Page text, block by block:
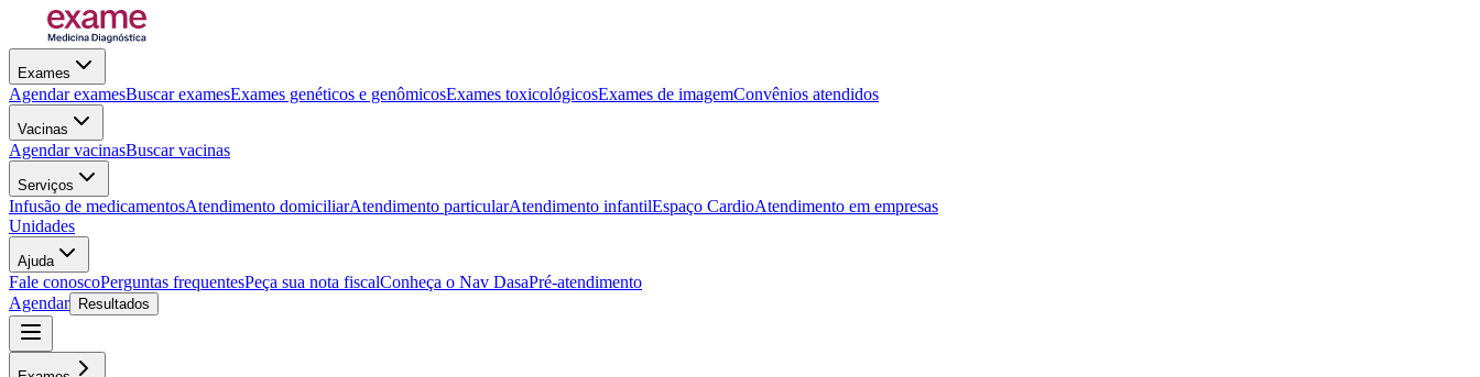
Exames
Agendar examesBuscar examesExames genéticos e genômicosExames toxicológicosExames de imagemConvênios atendidos
Vacinas
Agendar vacinasBuscar vacinas
Serviços
Infusão de medicamentosAtendimento domiciliarAtendimento particularAtendimento infantilEspaço CardioAtendimento em empresas
Unidades
Ajuda
Fale conoscoPerguntas frequentesPeça sua nota fiscalConheça o Nav DasaPré-atendimento
Agendar
Resultados